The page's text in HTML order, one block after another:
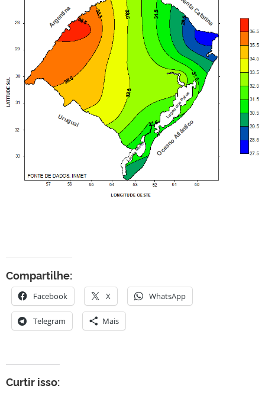
Compartilhe:
Facebook X WhatsApp
Telegram Mais
Curtir isso: